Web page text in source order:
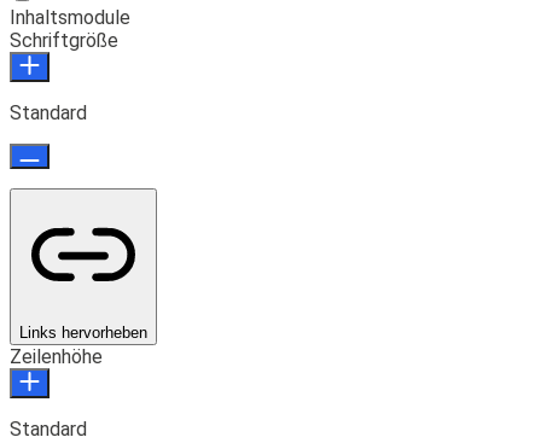
Inhaltsmodule
Schriftgröße
Standard
Links hervorheben
Zeilenhöhe
Standard